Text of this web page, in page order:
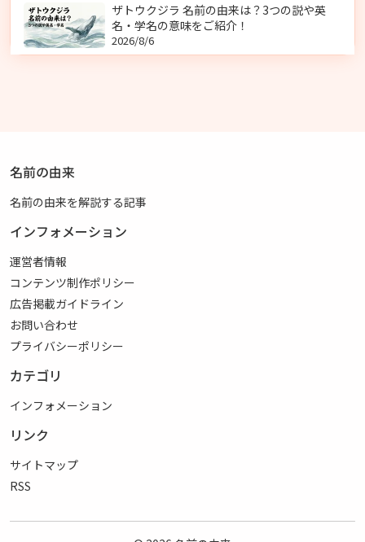
ザトウクジラ 名前の由来は？3つの説や英
名・学名の意味をご紹介！
2026/8/6
名前の由来
名前の由来を解説する記事
インフォメーション
運営者情報
コンテンツ制作ポリシー
広告掲載ガイドライン
お問い合わせ
プライバシーポリシー
カテゴリ
インフォメーション
リンク
サイトマップ
RSS